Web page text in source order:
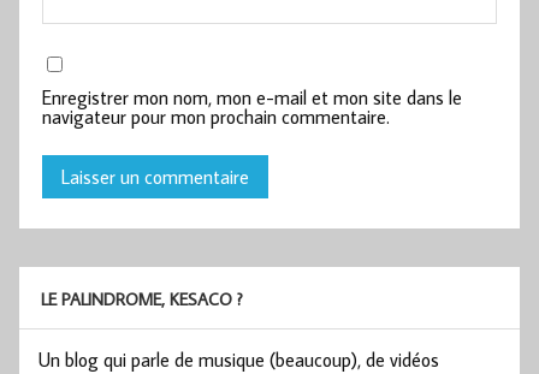
Enregistrer mon nom, mon e-mail et mon site dans le
navigateur pour mon prochain commentaire.
LE PALINDROME, KESACO ?
Un blog qui parle de musique (beaucoup), de vidéos